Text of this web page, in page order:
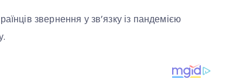
звернення у зв’язку із пандемією